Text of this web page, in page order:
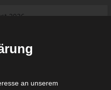
2026
ab – AS Soliman
Ligue 2 zu
an unserem